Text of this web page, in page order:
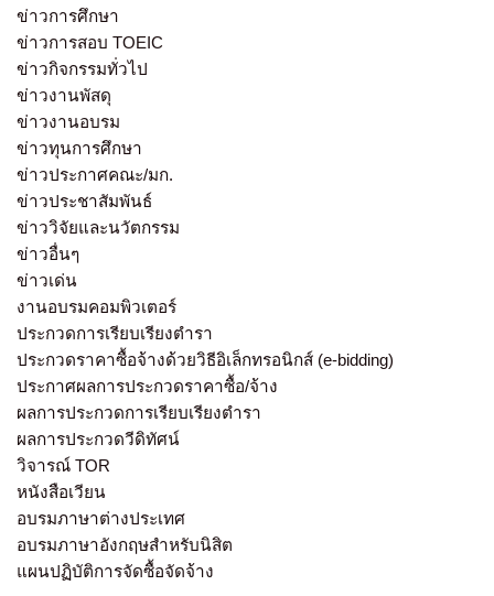
ข่าวการศึกษา
ข่าวการสอบ TOEIC
ข่าวกิจกรรมทั่วไป
ข่าวงานพัสดุ
ข่าวงานอบรม
ข่าวทุนการศึกษา
ข่าวประกาศคณะ/มก.
ข่าวประชาสัมพันธ์
ข่าววิจัยและนวัตกรรม
ข่าวอื่นๆ
ข่าวเด่น
งานอบรมคอมพิวเตอร์
ประกวดการเรียบเรียงตำรา
ประกวดราคาซื้อจ้างด้วยวิธีอิเล็กทรอนิกส์ (e-bidding)
ประกาศผลการประกวดราคาซื้อ/จ้าง
ผลการประกวดการเรียบเรียงตำรา
ผลการประกวดวีดิทัศน์
วิจารณ์ TOR
หนังสือเวียน
อบรมภาษาต่างประเทศ
อบรมภาษาอังกฤษสำหรับนิสิต
แผนปฏิบัติการจัดซื้อจัดจ้าง